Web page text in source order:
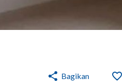
Bagikan